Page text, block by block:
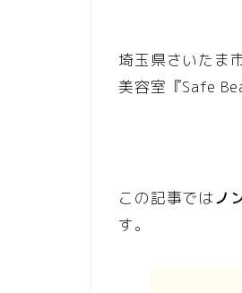
埼玉県さいたま
美容室『Safe
この記事ではノ
す。